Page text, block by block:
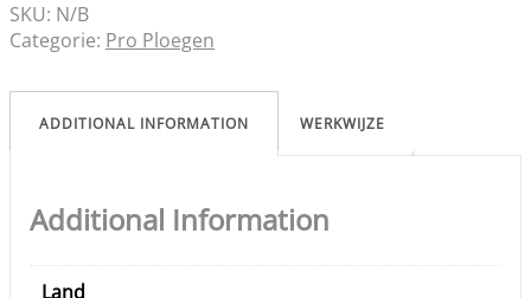
SKU: N/B
Categorie: Pro Ploegen
ADDITIONAL INFORMATION WERKWIJZE
Additional Information
Land